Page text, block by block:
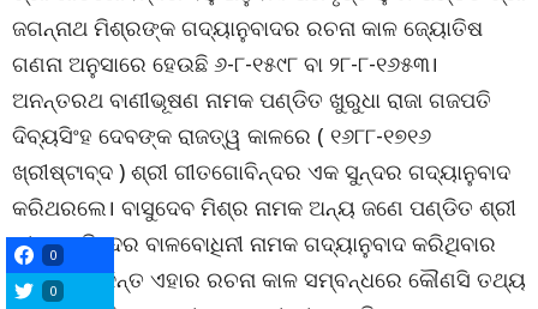
ଜଗନ୍ନାଥ ମିଶ୍ରଙ୍କ ଗଦ୍ୟାନୁବାଦର ରଚନା କାଳ ଜ୍ୟୋତିଷ
ଗଣନା ଅନୁସାରେ ହେଉଛି ୬-୮-୧୫୯୮ ବା ୨୮-୮-୧୬୫୩।
ଅନନ୍ତରଥ ବାଣୀଭୂଷଣ ନାମକ ପଣ୍ଡିତ ଖୁରୁଧା ରାଜା ଗଜପତି
ଦିବ୍ୟସିଂହ ଦେବଙ୍କ ରାଜତ୍ୱ କାଳରେ ( ୧୬୮୮-୧୭୧୬
ଖ୍ରୀଷ୍ଟାବ୍ଦ ) ଶ୍ରୀ ଗୀତଗୋବିନ୍ଦର ଏକ ସୁନ୍ଦର ଗଦ୍ୟାନୁବାଦ
କରିଥରଲେ। ବାସୁଦେବ ମିଶ୍ର ନାମକ ଅନ୍ୟ ଜଣେ ପଣ୍ଡିତ ଶ୍ରୀ
ଗୀତଗୋବିନ୍ଦର ବାଳବୋଧିନୀ ନାମକ ଗଦ୍ୟାନୁବାଦ କରିଥିବାର
ଜଣାଯାଏ। କିନ୍ତ ଏହାର ରଚନା କାଳ ସମ୍ବନ୍ଧରେ କୌଣସି ତଥ୍ୟ
0
0